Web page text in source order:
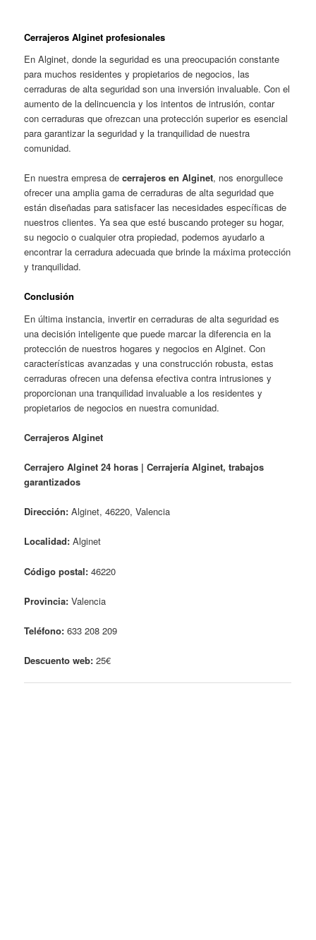
Cerrajeros Alginet profesionales
En Alginet, donde la seguridad es una preocupación constante
para muchos residentes y propietarios de negocios, las
cerraduras de alta seguridad son una inversión invaluable. Con el
aumento de la delincuencia y los intentos de intrusión, contar
con cerraduras que ofrezcan una protección superior es esencial
para garantizar la seguridad y la tranquilidad de nuestra
comunidad.
En nuestra empresa decerrajeros en Alginet, nos enorgullece
ofrecer una amplia gama de cerraduras de alta seguridad que
están diseñadas para satisfacer las necesidades específicas de
nuestros clientes. Ya sea que esté buscando proteger su hogar,
su negocio o cualquier otra propiedad, podemos ayudarlo a
encontrar la cerradura adecuada que brinde la máxima protección
y tranquilidad.
Conclusión
En última instancia, invertir en cerraduras de alta seguridad es
una decisión inteligente que puede marcar la diferencia en la
protección de nuestros hogares y negocios en Alginet. Con
características avanzadas y una construcción robusta, estas
cerraduras ofrecen una defensa efectiva contra intrusiones y
proporcionan una tranquilidad invaluable a los residentes y
propietarios de negocios en nuestra comunidad.
Cerrajeros Alginet
Cerrajero Alginet 24 horas | Cerrajería Alginet, trabajos
garantizados
Dirección: Alginet, 46220, Valencia
Localidad: Alginet
Código postal: 46220
Provincia: Valencia
Teléfono: 633 208 209
Descuento web: 25€